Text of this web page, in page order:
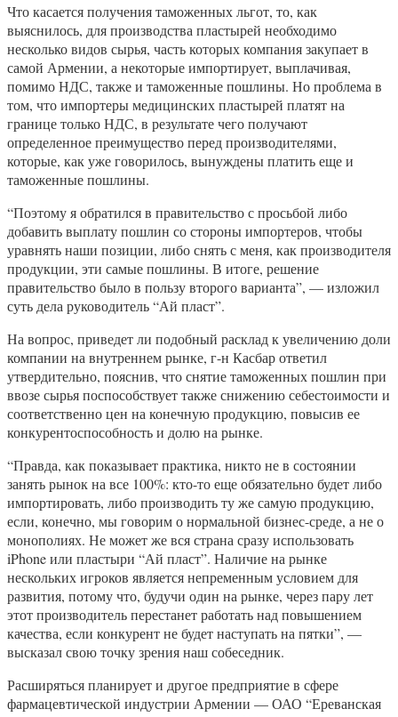
Что касается получения таможенных льгот, то, как
выяснилось, для производства пластырей необходимо
несколько видов сырья, часть которых компания закупает в
самой Армении, а некоторые импортирует, выплачивая,
помимо НДС, также и таможенные пошлины. Но проблема в
том, что импортеры медицинских пластырей платят на
границе только НДС, в результате чего получают
определенное преимущество перед производителями,
которые, как уже говорилось, вынуждены платить еще и
таможенные пошлины.
“Поэтому я обратился в правительство с просьбой либо
добавить выплату пошлин со стороны импортеров, чтобы
уравнять наши позиции, либо снять с меня, как производителя
продукции, эти самые пошлины. В итоге, решение
правительство было в пользу второго варианта”, — изложил
суть дела руководитель “Ай пласт”.
На вопрос, приведет ли подобный расклад к увеличению доли
компании на внутреннем рынке, г-н Касбар ответил
утвердительно, пояснив, что снятие таможенных пошлин при
ввозе сырья поспособствует также снижению себестоимости и
соответственно цен на конечную продукцию, повысив ее
конкурентоспособность и долю на рынке.
“Правда, как показывает практика, никто не в состоянии
занять рынок на все 100%: кто-то еще обязательно будет либо
импортировать, либо производить ту же самую продукцию,
если, конечно, мы говорим о нормальной бизнес-среде, а не о
монополиях. Не может же вся страна сразу использовать
iPhone или пластыри “Ай пласт”. Наличие на рынке
нескольких игроков является непременным условием для
развития, потому что, будучи один на рынке, через пару лет
этот производитель перестанет работать над повышением
качества, если конкурент не будет наступать на пятки”, —
высказал свою точку зрения наш собеседник.
Расширяться планирует и другое предприятие в сфере
фармацевтической индустрии Армении — ОАО “Ереванская